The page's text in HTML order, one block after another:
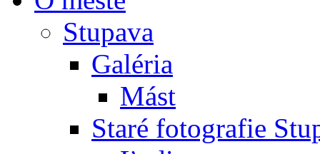
Stupava
Galéria
Mást
Staré fotografie